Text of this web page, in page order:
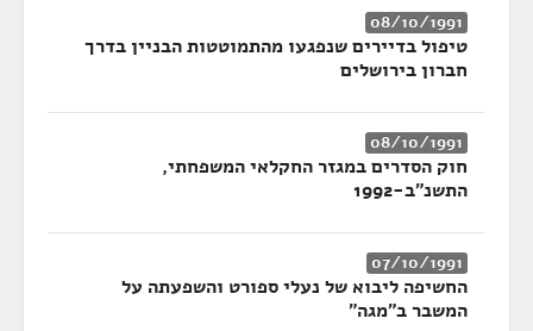
08/10/1991
טיפול בדיירים שנפגעו מהתמוטטות הבניין בדרך
חברון בירושלים
08/10/1991
חוק הסדרים במגזר החקלאי המשפחתי,
התשנ"ב-1992
07/10/1991
החשיפה ליבוא של נעלי ספורט והשפעתה על
המשבר ב"מגה"